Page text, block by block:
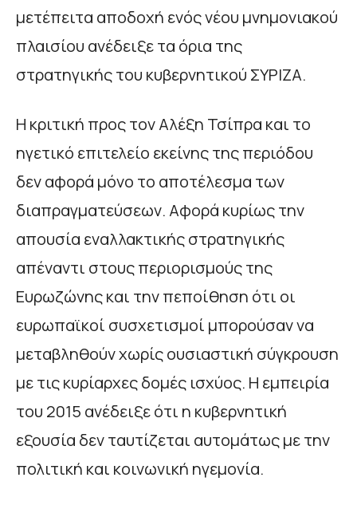
μετέπειτα αποδοχή ενός νέου μνημονιακού
πλαισίου ανέδειξε τα όρια της
στρατηγικής του κυβερνητικού ΣΥΡΙΖΑ.
Η κριτική προς τον Αλέξη Τσίπρα και το
ηγετικό επιτελείο εκείνης της περιόδου
δεν αφορά μόνο το αποτέλεσμα των
διαπραγματεύσεων. Αφορά κυρίως την
απουσία εναλλακτικής στρατηγικής
απέναντι στους περιορισμούς της
Ευρωζώνης και την πεποίθηση ότι οι
ευρωπαϊκοί συσχετισμοί μπορούσαν να
μεταβληθούν χωρίς ουσιαστική σύγκρουση
με τις κυρίαρχες δομές ισχύος. Η εμπειρία
του 2015 ανέδειξε ότι η κυβερνητική
εξουσία δεν ταυτίζεται αυτομάτως με την
πολιτική και κοινωνική ηγεμονία.